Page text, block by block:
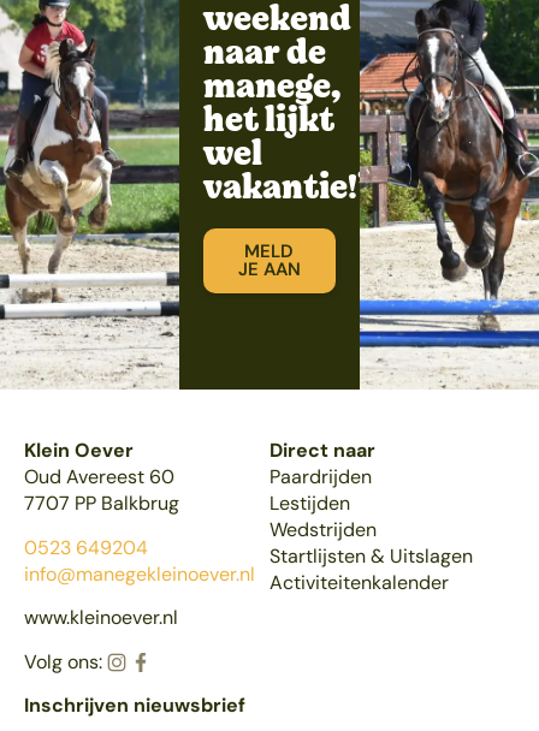
weekend
naar de
manege,
het lijkt
wel
vakantie!”
MELD
JE AAN
Klein Oever
Oud Avereest 60
7707 PP Balkbrug
0523 649204
info@manegekleinoever.nl
www.kleinoever.nl
Volg ons:
Direct naar
Paardrijden
Lestijden
Wedstrijden
Startlijsten & Uitslagen
Activiteitenkalender
Inschrijven nieuwsbrief